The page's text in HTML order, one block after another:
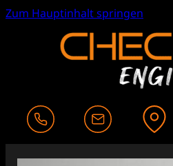
Zum Hauptinhalt springen